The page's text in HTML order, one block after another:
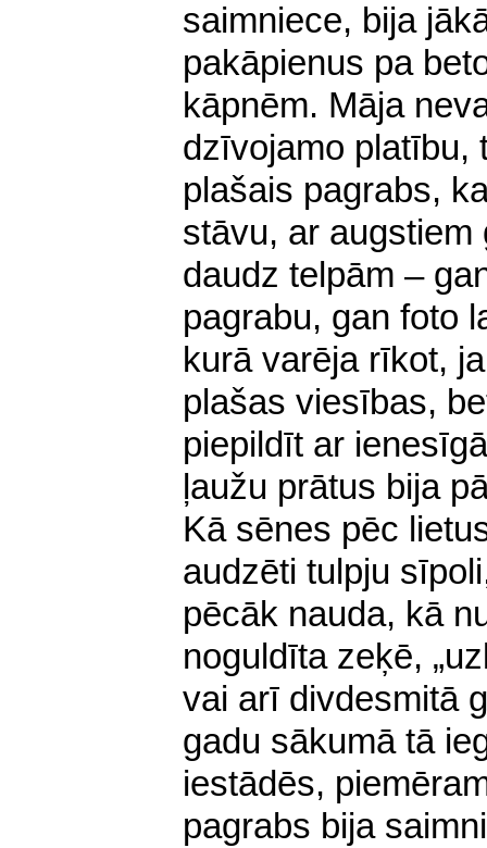
saimniece, bija
pakāpienus pa
kāpnēm. Māja
dzīvojamo platību,
plašais pagrabs,
stāvu, ar augstiem
daudz telpām –
pagrabu, gan foto
kurā varēja rīkot,
plašas viesības,
piepildīt ar
ļaužu prātus bija
Kā sēnes pēc
audzēti tulpju
pēcāk nauda, kā
noguldīta zeķē,
vai arī divdesmitā
gadu sākumā tā
iestādēs,
pagrabs bija